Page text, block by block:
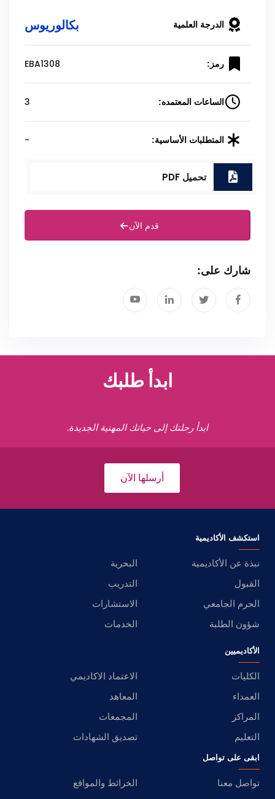
الدرجة العلمية بكالوريوس
رمز: EBA1308
الساعات المعتمده: 3
المتطلبات الأساسية: -
تحميل PDF
قدم الآن
شارك على:
ابدأ طلبك
ابدأ رحلتك إلى حياتك المهنية الجديدة.
أرسلها الآن
استكشف الأكاديمية
نبذة عن الأكاديمية
البحرية
القبول
التدريب
الحرم الجامعي
الاستشارات
شؤون الطلبة
الخدمات
الأكاديميين
الكليات
الاعتماد الاكاديمي
العمداء
المعاهد
المراكز
المجمعات
التعليم
تصديق الشهادات
ابقى على تواصل
تواصل معنا
الخرائط والمواقع